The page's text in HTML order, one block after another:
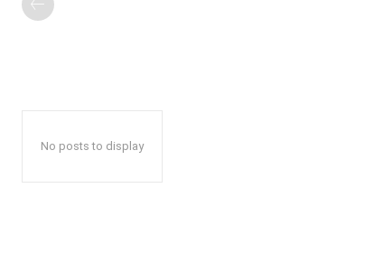
No posts to display